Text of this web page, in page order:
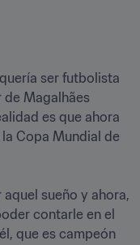
ser futbolista
de Magalhães
es que ahora
Copa Mundial de
sueño y ahora,
contarle en el
que es campeón